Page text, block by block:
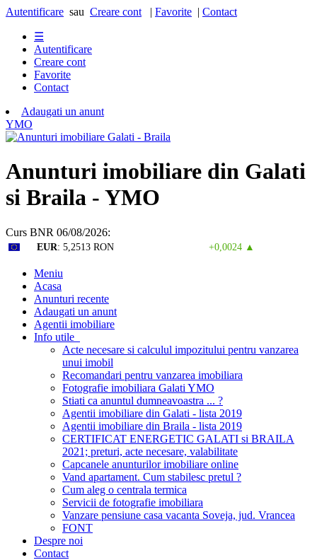
Autentificare sau Creare cont | Favorite | Contact
☰
Autentificare
Creare cont
Favorite
Contact
Adaugati un anunt
YMO
Anunturi imobiliare din Galati
si Braila - YMO
Curs BNR 06/08/2026:
EUR: 5,2513 RON +0,0024 ▲
Meniu
Acasa
Anunturi recente
Adaugati un anunt
Agentii imobiliare
Info utile
Acte necesare si calculul impozitului pentru vanzarea
unui imobil
Recomandari pentru vanzarea imobiliara
Fotografie imobiliara Galati YMO
Stiati ca anuntul dumneavoastra ... ?
Agentii imobiliare din Galati - lista 2019
Agentii imobiliare din Braila - lista 2019
CERTIFICAT ENERGETIC GALATI si BRAILA
2021; preturi, acte necesare, valabilitate
Capcanele anunturilor imobiliare online
Vand apartament. Cum stabilesc pretul ?
Cum aleg o centrala termica
Servicii de fotografie imobiliara
Vanzare pensiune casa vacanta Soveja, jud. Vrancea
FONT
Despre noi
Contact